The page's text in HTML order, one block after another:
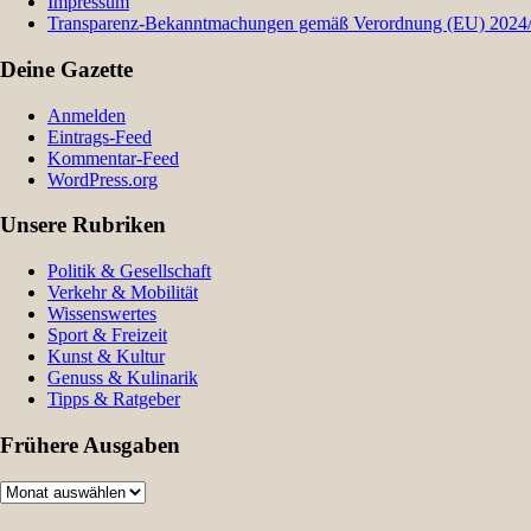
Transparenz-Bekanntmachungen gemäß Verordnung (EU)
Deine Gazette
Anmelden
Eintrags-Feed
Kommentar-Feed
WordPress.org
Unsere Rubriken
Politik & Gesellschaft
Verkehr & Mobilität
Wissenswertes
Sport & Freizeit
Kunst & Kultur
Genuss & Kulinarik
Tipps & Ratgeber
Frühere Ausgaben
Frühere